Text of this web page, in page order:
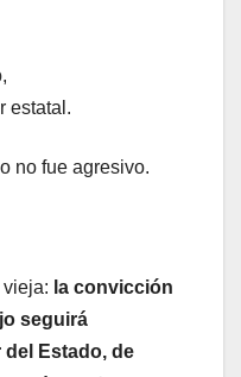
estatal.
no fue agresivo.
la convicción
seguirá
Estado, de